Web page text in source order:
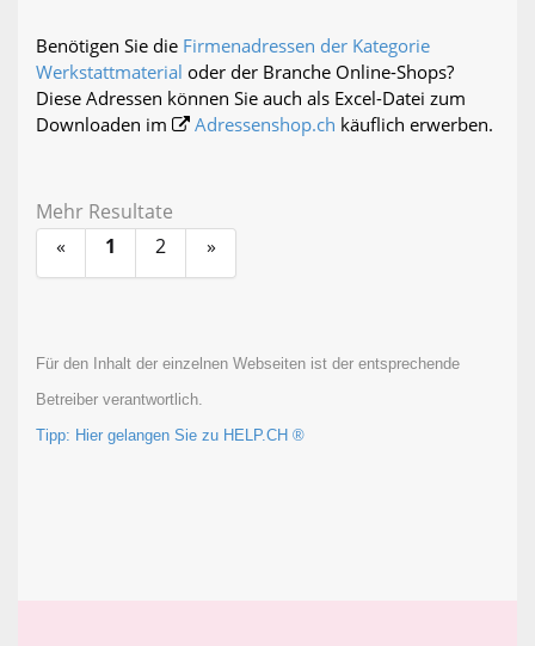
Benötigen Sie die Firmenadressen der Kategorie
Werkstattmaterial oder der Branche Online-Shops?
Diese Adressen können Sie auch als Excel-Datei zum
Downloaden im
Adressenshop.ch käuflich erwerben.
Mehr Resultate
«
1 2 »
Für den Inhalt der einzelnen Webseiten ist der entsprechende
Betreiber verantwortlich.
Tipp: Hier gelangen Sie zu HELP.CH ®